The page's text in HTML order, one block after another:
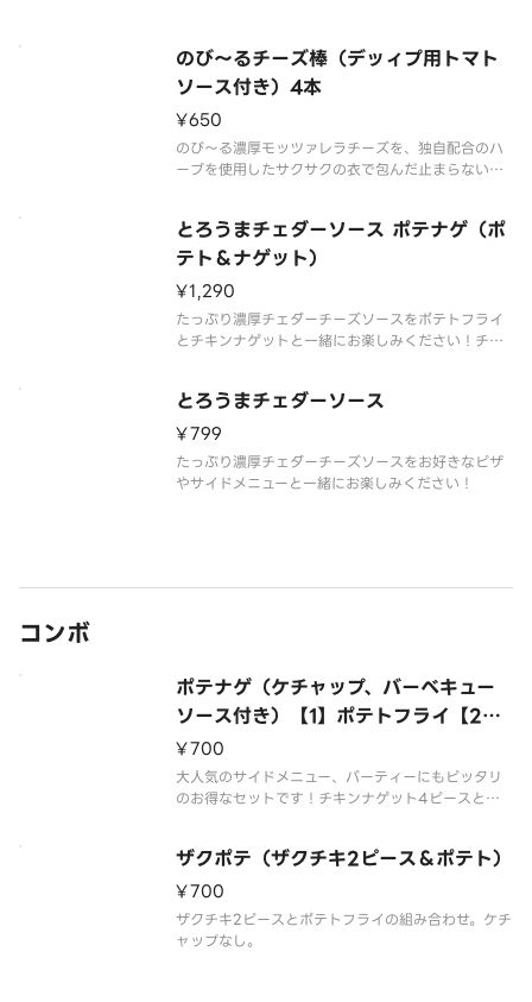
のび～るチーズ棒（デッィプ用トマト
ソース付き）4本
¥650
のび～る濃厚モッツァレラチーズを、独自配合のハ
ーブを使用したサクサクの衣で包んだ止まらないお
とろうまチェダーソース ポテナゲ（ポ
テト＆ナゲット）
¥1,290
たっぷり濃厚チェダーチーズソースをポテトフライ
とチキンナゲットと一緒にお楽しみください！チェ
とろうまチェダーソース
¥799
たっぷり濃厚チェダーチーズソースをお好きなピザ
やサイドメニューと一緒にお楽しみください！
コンボ
ポテナゲ（ケチャップ、バーベキュー
ソース付き）【1】ポテトフライ【2】
チキンナゲット4ピース
¥700
大人気のサイドメニュー、パーティーにもピッタリ
のお得なセットです！チキンナゲット4ピースとポ
ザクポテ（ザクチキ2ピース＆ポテト）
¥700
ザクチキ2ピースとポテトフライの組み合わせ。ケチ
ャップなし。